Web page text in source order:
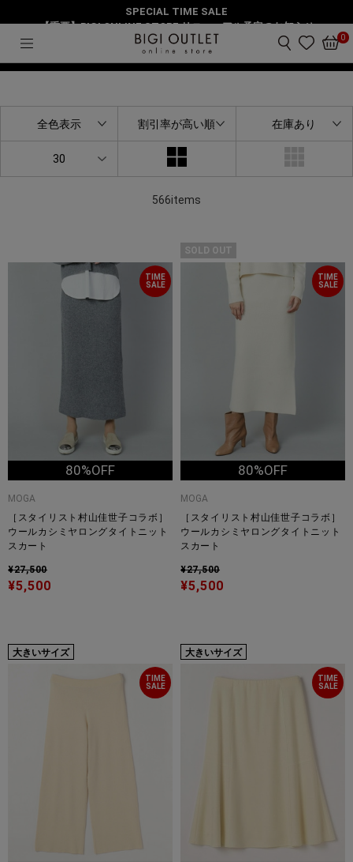
SPECIAL TIME SALE
【重要】BIGI ONLINE STORE リニューアル予定のお知らせ
0
全商品
絞り込み
566items
全色表示 割引率が高い順 在庫あり
30
TIME
SALE
80%OFF
MOGA
［スタイリスト村山佳世子コラボ］
ウールカシミヤロングタイトニット
スカート
¥27,500
¥5,500
SOLD OUT
TIME
SALE
80%OFF
MOGA
［スタイリスト村山佳世子コラボ］
ウールカシミヤロングタイトニット
スカート
¥27,500
¥5,500
大きいサイズ
TIME
SALE
大きいサイズ
TIME
SALE